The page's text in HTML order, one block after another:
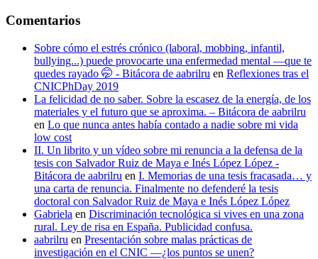
Comentarios
Sobre cómo el estrés crónico (laboral, mobbing, infantil,
bullying...) puede provocarte una enfermedad mental —que te
quedes rayado 🤭 - Bitácora de aabrilru en Reflexiones tras el
CNICPhDay 2019
La felicidad de no saber. Sobre la escasez de la energía, de los
materiales y el futuro que se aproxima. – Bitácora de aabrilru
en Lo que nunca antes había contado a nadie sobre mi vida
low cost
II. Un librito y un vídeo sobre mi renuncia a la defensa de la
tesis con Salvador Ruiz de Maya e Inés López López -
Bitácora de aabrilru en I. Memorias de una tesis fracasada… y
una carta de renuncia. Finalmente no defenderé la tesis
doctoral con Salvador Ruiz de Maya e Inés López López
Gabriela en Discriminación tecnológica si vives en una zona
rural. Ley de risa en España. Publicidad confusa.
aabrilru en Presentación sobre malas prácticas de
investigación en el CNIC —¿los puntos se unen?